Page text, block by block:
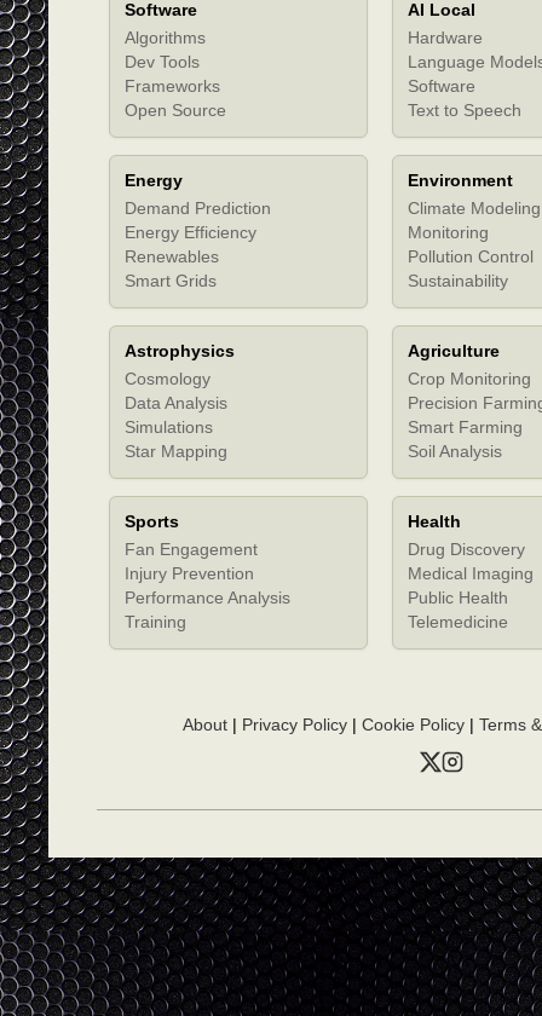
Software
Algorithms
Dev Tools
Frameworks
Open Source
AI Local
Hardware
Language
Software
Text to Speech
Energy
Demand Prediction
Energy Efficiency
Renewables
Smart Grids
Environment
Climate Modeling
Monitoring
Pollution Control
Sustainability
Astrophysics
Cosmology
Data Analysis
Simulations
Star Mapping
Agriculture
Crop Monitoring
Precision
Smart Farming
Soil Analysis
Sports
Fan Engagement
Injury Prevention
Performance Analysis
Training
Health
Drug Discovery
Medical Imaging
Public Health
Telemedicine
About| Privacy Policy| Cookie Policy| Terms